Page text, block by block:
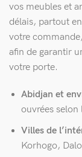
vos meubles et
délais, partout
votre
afin de garantir
votre porte.
Abidjan et
ouvrées
Villes de
Korhogo,